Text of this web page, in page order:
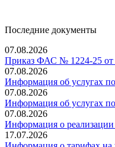
Последние документы
07.08.2026
Приказ ФАС № 1224-25 от
07.08.2026
Информация об услугах
07.08.2026
Информация об услугах
07.08.2026
Информация о
17.07.2026